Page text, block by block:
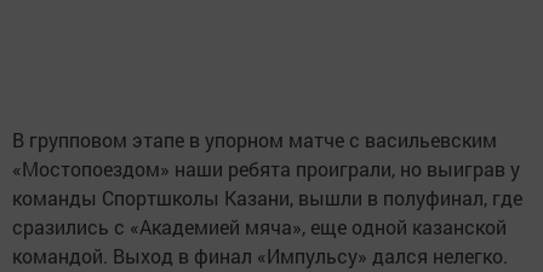
В групповом этапе в упорном матче с васильевским
«Мостопоездом» наши ребята проиграли, но выиграв у
команды Спортшколы Казани, вышли в полуфинал, где
сразились с «Академией мяча», еще одной казанской
командой. Выход в финал «Импульсу» дался нелегко.